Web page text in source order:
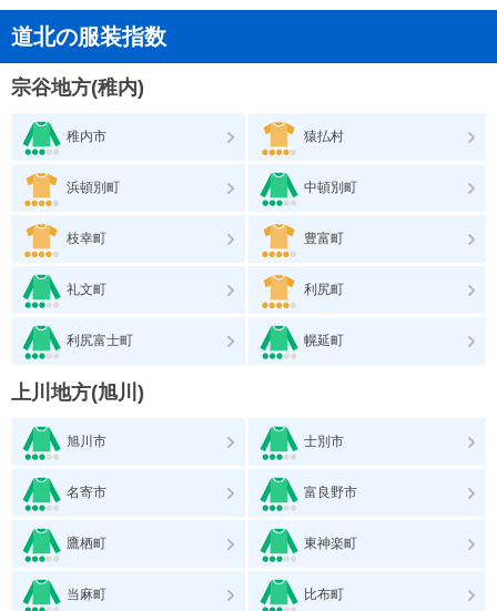
道北の服装指数
宗谷地方(稚内)
稚内市 猿払村
浜頓別町 中頓別町
枝幸町 豊富町
礼文町 利尻町
利尻富士町 幌延町
上川地方(旭川)
旭川市 士別市
名寄市 富良野市
鷹栖町 東神楽町
当麻町 比布町